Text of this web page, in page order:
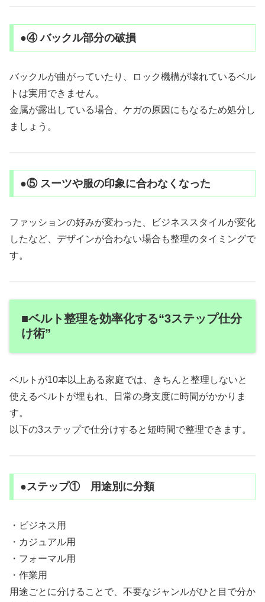
●④ バックル部分の破損
バックルが曲がっていたり、ロック機構が壊れているベル
トは実用できません。
金属が露出している場合、ケガの原因にもなるため処分し
ましょう。
●⑤ スーツや服の印象に合わなくなった
ファッションの好みが変わった、ビジネススタイルが変化
したなど、デザインが合わない場合も整理のタイミングで
す。
■ベルト整理を効率化する“3ステップ仕分
け術”
ベルトが10本以上ある家庭では、きちんと整理しないと
使えるベルトが埋もれ、日常の身支度に時間がかかりま
す。
以下の3ステップで仕分けすると短時間で整理できます。
●ステップ① 用途別に分類
・ビジネス用
・カジュアル用
・フォーマル用
・作業用
用途ごとに分けることで、不要なジャンルがひと目で分か